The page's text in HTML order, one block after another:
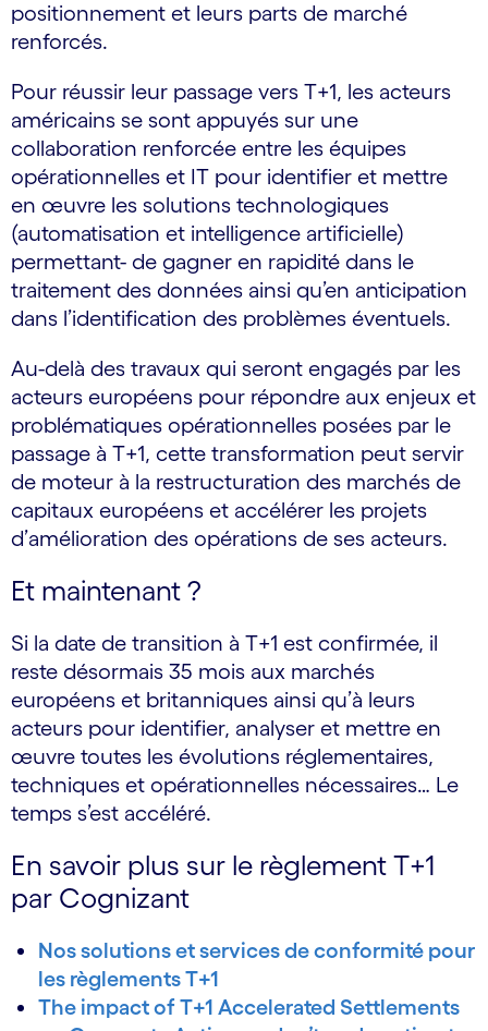
positionnement et leurs parts de marché
renforcés.
Pour réussir leur passage vers T+1, les acteurs
américains se sont appuyés sur une
collaboration renforcée entre les équipes
opérationnelles et IT pour identifier et mettre
en œuvre les solutions technologiques
(automatisation et intelligence artificielle)
permettant- de gagner en rapidité dans le
traitement des données ainsi qu’en anticipation
dans l’identification des problèmes éventuels.
Au-delà des travaux qui seront engagés par les
acteurs européens pour répondre aux enjeux et
problématiques opérationnelles posées par le
passage à T+1, cette transformation peut servir
de moteur à la restructuration des marchés de
capitaux européens et accélérer les projets
d’amélioration des opérations de ses acteurs.
Et maintenant ?
Si la date de transition à T+1 est confirmée, il
reste désormais 35 mois aux marchés
européens et britanniques ainsi qu’à leurs
acteurs pour identifier, analyser et mettre en
œuvre toutes les évolutions réglementaires,
techniques et opérationnelles nécessaires… Le
temps s’est accéléré.
En savoir plus sur le règlement T+1
par Cognizant
Nos solutions et services de conformité pour
les règlements T+1
The impact of T+1 Accelerated Settlements